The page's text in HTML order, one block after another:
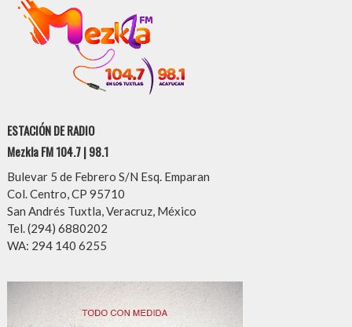
ESTACIÓN DE RADIO
Mezkla FM 104.7 | 98.1
Bulevar 5 de Febrero S/N Esq. Emparan
Col. Centro, CP 95710
San Andrés Tuxtla, Veracruz, México
Tel. (294) 6880202
WA: 294 140 6255